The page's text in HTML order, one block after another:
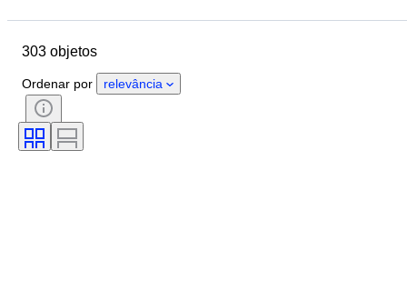
País de origem
Período
Técnica
Assinatura
Encadernação
Idioma
303 objetos
Ordenar por relevância